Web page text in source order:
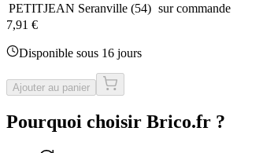
PETITJEAN Seranville (54) sur commande
7,91 €
Disponible sous 16 jours
Ajouter au panier
Pourquoi choisir Brico.fr ?